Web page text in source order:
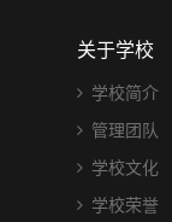
关于学校
学校简介
管理团队
学校文化
学校荣誉